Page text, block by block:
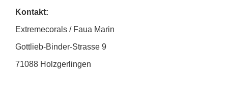
Kontakt:
Extremecorals / Faua Marin
Gottlieb-Binder-Strasse 9
71088 Holzgerlingen